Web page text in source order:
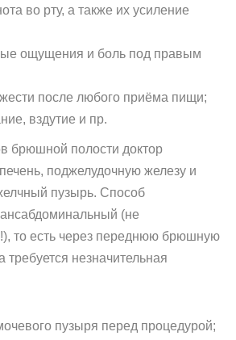
во рту, а также их усиление
ощущения и боль под правым
после любого приёма пищи;
вздутие и пр.
брюшной полости доктор
поджелудочную железу и
пузырь. Способ
(не
то есть через переднюю брюшную
требуется незначительная
пузыря перед процедурой;